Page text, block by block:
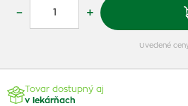
– +
Uvedené
Tovar dostupný aj
v lekárňach